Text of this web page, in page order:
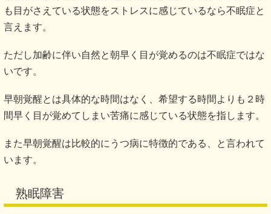
も目がさえている状態をストレスに感じているなら不眠症と
言えます。
ただし加齢に伴い自然と朝早く目が覚めるのは不眠症ではな
いです。
早朝覚醒とは具体的な時間はなく、希望する時間よりも２時
間早く目が覚めてしまい苦痛に感じている状態を指します。
また早朝覚醒は比較的にうつ病に特徴的である、と言われて
います。
熟眠障害